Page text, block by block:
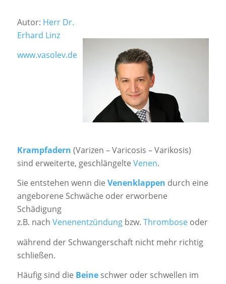
Autor: Herr Dr.
Erhard Linz
www.vasolev.de
Krampfadern (Varizen – Varicosis – Varikosis)
sind erweiterte, geschlängelte Venen.
Sie entstehen wenn die Venenklappen durch eine
angeborene Schwäche oder erworbene
Schädigung
z.B. nach Venenentzündungbzw. Thromboseoder
während der Schwangerschaft nicht mehr richtig
schließen.
Häufig sind die Beineschwer oder schwellen im